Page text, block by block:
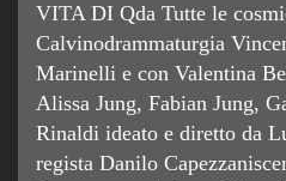
VITA DI Qda Tutte le
Calvinodrammaturgia
Marinelli e con Valentina
Alissa Jung, Fabian Jung,
Rinaldi ideato e diretto da
regista Danilo